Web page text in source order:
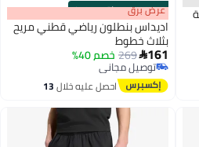
00m 00s
·باقي 100% عرض برق
اديداس بنطلون رياضي قطني مريح
بثلاث خطوط
269خصم 40%
توصيل مجاني
توصيل مجانياحصل عليه خلال13
اغسطس